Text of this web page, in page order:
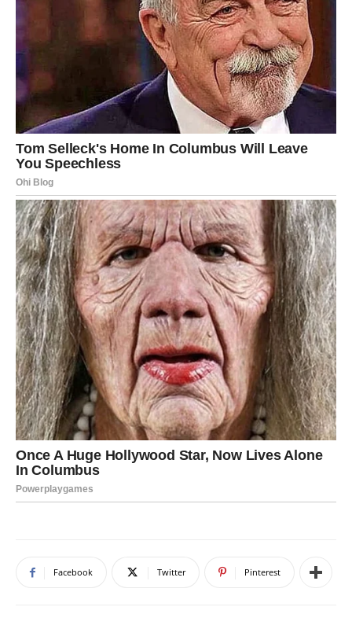
Facebook Twitter Pinterest